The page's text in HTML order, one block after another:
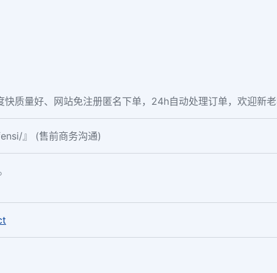
质量好、网站免注册匿名下单，24h自动处理订单，欢迎新老
』 (售前商务沟通)